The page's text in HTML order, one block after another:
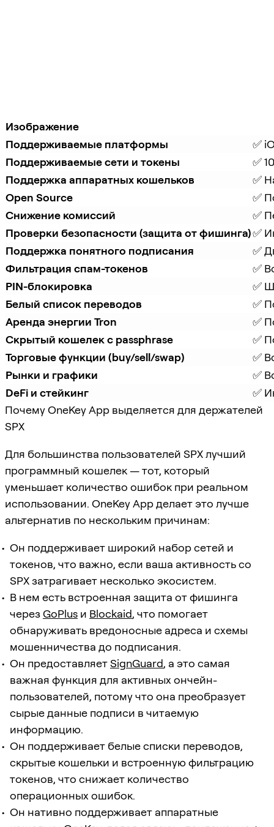
Изображение
Поддерживаемые платформы
✅
Поддерживаемые сети и токены
✅
Поддержка аппаратных кошельков
✅
Open Source
✅
Снижение комиссий
✅
Проверки безопасности (защита от фишинга)✅
Поддержка понятного подписания
✅
Фильтрация спам-токенов
✅
PIN-блокировка
✅
Белый список переводов
✅
Аренда энергии Tron
✅
Скрытый кошелек с passphrase
✅
Торговые функции (buy/sell/swap)
✅
Рынки и графики
✅
DeFi и стейкинг
✅
Почему OneKey App выделяется для держателей
SPX
Для большинства пользователей SPX лучший
программный кошелек — тот, который
уменьшает количество ошибок при реальном
использовании. OneKey App делает это лучше
альтернатив по нескольким причинам:
Он поддерживает широкий набор сетей и
токенов, что важно, если ваша активность со
SPX затрагивает несколько экосистем.
В нем есть встроенная защита от фишинга
черезGoPlus и Blockaid, что помогает
обнаруживать вредоносные адреса и схемы
мошенничества до подписания.
Он предоставляетSignGuard, а это самая
важная функция для активных ончейн-
пользователей, потому что она преобразует
сырые данные подписи в читаемую
информацию.
Он поддерживает белые списки переводов,
скрытые кошельки и встроенную фильтрацию
токенов, что снижает количество
операционных ошибок.
Он нативно поддерживает аппаратные